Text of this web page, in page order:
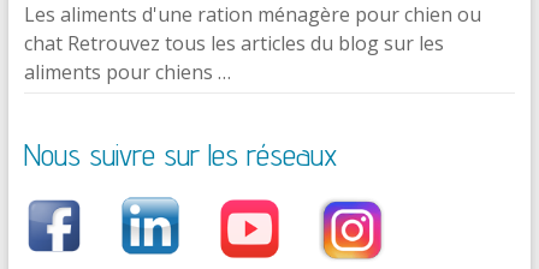
Les aliments d'une ration ménagère pour chien ou
chat Retrouvez tous les articles du blog sur les
aliments pour chiens …
Nous suivre sur les réseaux